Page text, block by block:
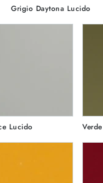
Grigio Daytona Lucido
Lucido